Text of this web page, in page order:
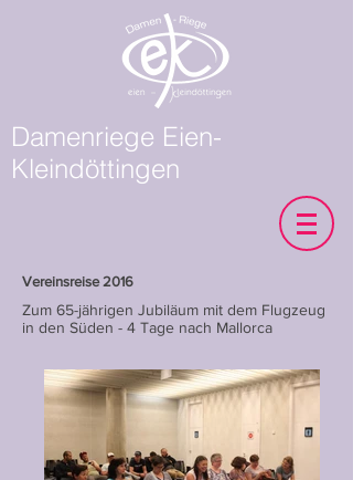
Damenriege Eien-
Kleindöttingen
Vereinsreise 2016
Zum 65-jährigen Jubiläum mit dem Flugzeug
in den Süden - 4 Tage nach Mallorca